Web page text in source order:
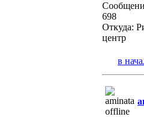
698
Откуда:
центр
в